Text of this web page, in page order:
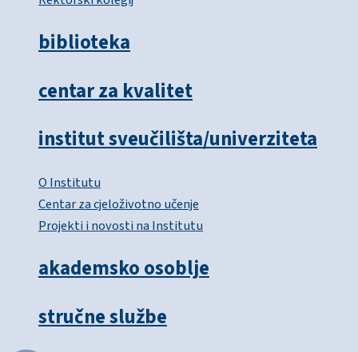
biblioteka
centar za kvalitet
institut sveučilišta/univerziteta
O Institutu
Centar za cjeloživotno učenje
Projekti i novosti na Institutu
akademsko osoblje
stručne službe